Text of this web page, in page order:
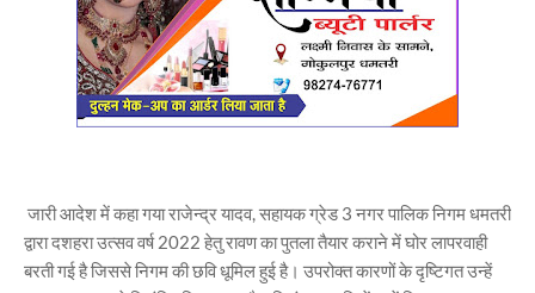
जारी आदेश में कहा गया राजेन्द्र यादव, सहायक ग्रेड 3 नगर पालिक निगम धमतरी
द्वारा दशहरा उत्सव वर्ष 2022 हेतु रावण का पुतला तैयार कराने में घोर लापरवाही
बरती गई है जिससे निगम की छवि धूमिल हुई है। उपरोक्त कारणों के दृष्टिगत उन्हें